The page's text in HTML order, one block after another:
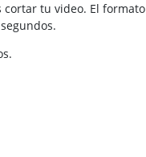
tu video. El formato